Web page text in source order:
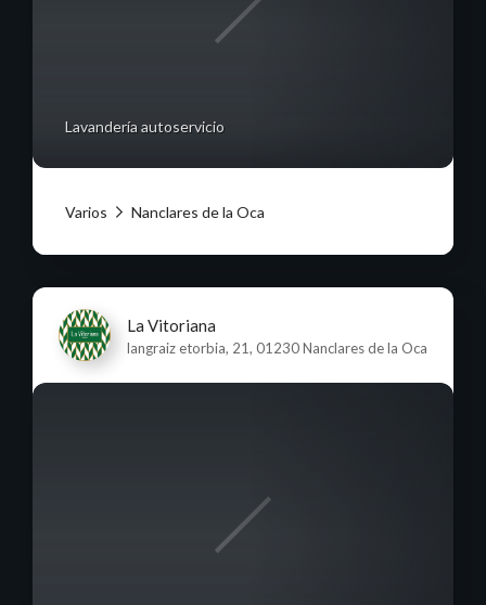
Lavandería autoservicio
Varios Nanclares de la Oca
La Vitoriana
langraiz etorbia, 21, 01230 Nanclares de la Oca